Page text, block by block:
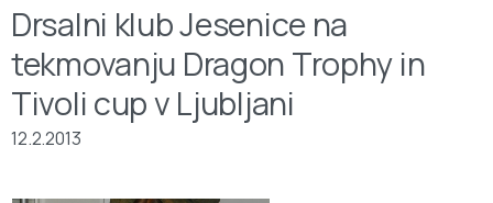
Drsalni klub Jesenice na
tekmovanju Dragon Trophy in
Tivoli cup v Ljubljani
12.2.2013